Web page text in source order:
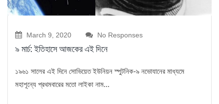
March 9, 2020 No Responses
৯ মার্চ: ইতিহাসে আজকের এই দিনে
১৯৬১ সালের এই দিনে সোভিয়েত ইউনিয়ন স্পুটনিক-৯ নভোযানের মাধ্যমে
মহাশূন্যে প্রথমবারের মতো লাইকা নাম...